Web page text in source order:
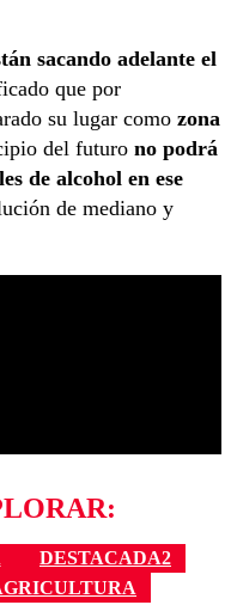
sacando adelante el
que por
su lugar como zona
del futuro no podrá
de alcohol en ese
de mediano y
DESTACADA2